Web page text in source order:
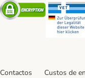
Security
Contactos Custos de